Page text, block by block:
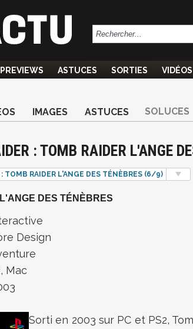
PREVIEWS ASTUCES SORTIES VIDÉOS
IMAGES ASTUCES SOLUCES
: TOMB RAIDER L'ANGE
TOMB RAIDER L'ANGE DES TÉNÈBRES (6/9)
DES TÉNÈBRES
Design
Mac
Sorti en 2003 sur PC et PS2,